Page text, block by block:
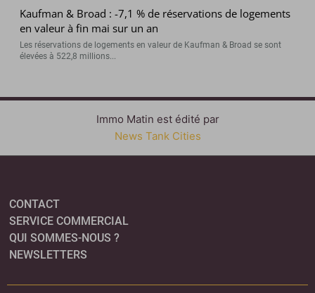
Kaufman & Broad : -7,1 % de réservations de logements
en valeur à fin mai sur un an
Les réservations de logements en valeur de Kaufman & Broad se sont
élevées à 522,8 millions...
Immo Matin est édité par
News Tank Cities
CONTACT
SERVICE COMMERCIAL
QUI SOMMES-NOUS ?
NEWSLETTERS